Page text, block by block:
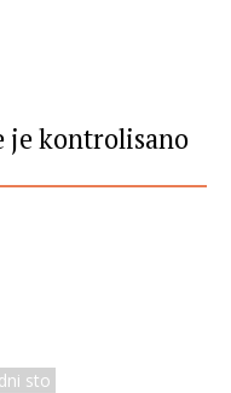
je kontrolisano
sto